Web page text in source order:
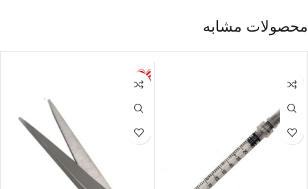
محصولات مشابه